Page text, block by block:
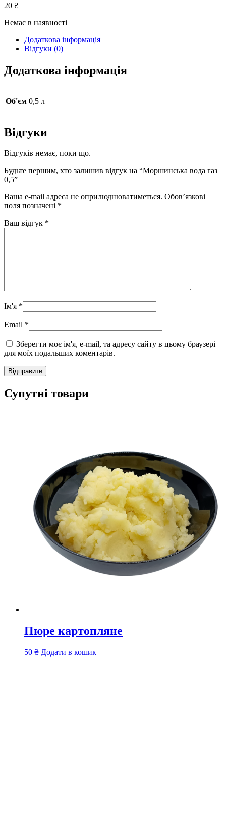
20 ₴
Немає в наявності
Додаткова інформація
Відгуки (0)
Додаткова інформація
Об'єм 0,5 л
Відгуки
Відгуків немає, поки що.
Будьте першим, хто залишив відгук на “Моршинська вода газ
0,5”
Ваша e-mail адреса не оприлюднюватиметься. Обов’язкові
поля позначені *
Ваш відгук *
Ім'я *
Email *
Зберегти моє ім'я, e-mail, та адресу сайту в цьому браузері
для моїх подальших коментарів.
Супутні товари
Пюре картопляне
50 ₴ Додати в кошик